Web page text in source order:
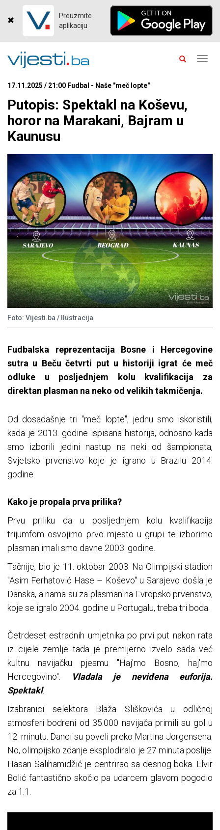
Preuzmite
aplikaciju
17.11.2025 / 21:00 Fudbal - Naše "meč lopte"
Putopis: Spektakl na Koševu,
horor na Marakani, Bajram u
Kaunusu
Foto: Vijesti.ba / Ilustracija
Fudbalska reprezentacija Bosne i Hercegovine
sutra u Beču četvrti put u historiji igrat će meč
odluke u posljednjem kolu kvalifikacija za
direktan plasman na neko od velikih takmičenja.
Od dosadašnje tri "meč lopte", jednu smo iskoristili,
kada je 2013. godine ispisana historija, odnosno kada
smo izborili jedini nastup na neki od šampionata,
Svjetsko prvenstvo koje je igrano u Brazilu 2014.
godine.
Kako je propala prva prilika?
Prvu priliku da u posljednjem kolu kvalifikacija
trijumfom osvojimo prvo mjesto u grupi te izborimo
plasman imali smo davne 2003. godine.
Tačnije, bio je 11. oktobar 2003. Na Olimpijski stadion
"Asim Ferhatović Hase – Koševo" u Sarajevo došla je
Danska, a nama su za plasman na Evropsko prvenstvo,
koje se igralo 2004. godine u Portugalu, treba tri boda.
Četrdeset estradnih umjetnika po prvi put nakon rata
iz cijele zemlje tada je premijerno izvelo sada već
kultnu navijačku pjesmu "Haj'mo Bosno, haj'mo
Hercegovino".
Vladala je neviđena euforija.
Spektakl.
Izabranici selektora Blaža Sliškovića u odličnoj
atmosferi bodreni od 35.000 navijača primili su gol u
12. minutu. Danci su poveli preko Martina Jorgensena.
No, olimpijsko zdanje eksplodiralo je 27 minuta poslije.
Hasan Salihamidžić je centrirao sa desnog boka. Elvir
Bolić fantastično skočio pa udarcem glavom pogodio
za 1:1.